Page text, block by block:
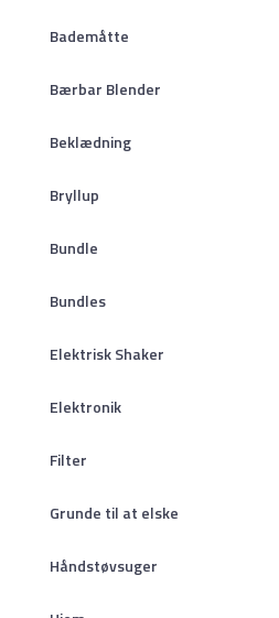
Bademåtte
Bærbar Blender
Beklædning
Bryllup
Bundle
Bundles
Elektrisk Shaker
Elektronik
Filter
Grunde til at elske
Håndstøvsuger